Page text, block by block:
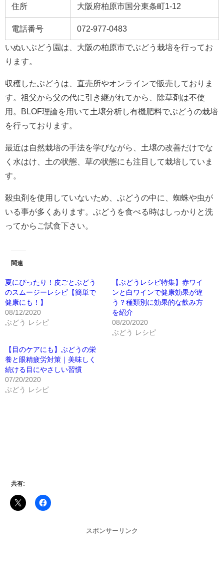
住所 大阪府柏原市国分東条町1-12
電話番号 072-977-0483
いぬいぶどう園は、大阪の柏原市でぶどう栽培を行ってお
ります。
収穫したぶどうは、直売所やオンラインで販売しておりま
す。祖父から父の代に引き継がれてから、除草剤は不使
用。BLOF理論を用いて土壌分析し有機肥料でぶどうの栽培
を行っております。
最近は自然栽培の手法を学びながら、土壌の改善だけでな
く水はけ、土の状態、草の状態にも注目して栽培していま
す。
殺虫剤を使用していないため、ぶどうの中に、蜘蛛や虫が
いる事が多くあります。ぶどうを食べる時はしっかりと洗
ってからご試食下さい。
関連
夏にぴったり！皮ごとぶどう
のスムージーレシピ【簡単で
健康にも！】
08/12/2020
ぶどう レシピ
【ぶどうレシピ特集】赤ワイ
ンと白ワインで健康効果が違
う？種類別に効果的な飲み方
を紹介
08/20/2020
ぶどう レシピ
【目のケアにも】ぶどうの栄
養と眼精疲労対策｜美味しく
続ける目にやさしい習慣
07/20/2020
ぶどう レシピ
共有:
スポンサーリンク